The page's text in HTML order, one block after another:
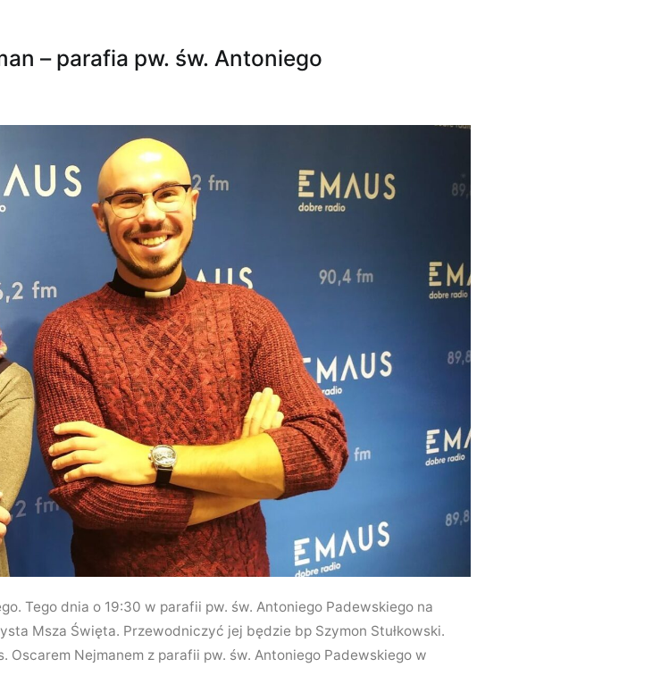
– parafia pw. św. Antoniego
Tego dnia o 19:30 w parafii pw. św. Antoniego Padewskiego na
Msza Święta. Przewodniczyć jej będzie bp Szymon Stułkowski.
Oscarem Nejmanem z parafii pw. św. Antoniego Padewskiego w